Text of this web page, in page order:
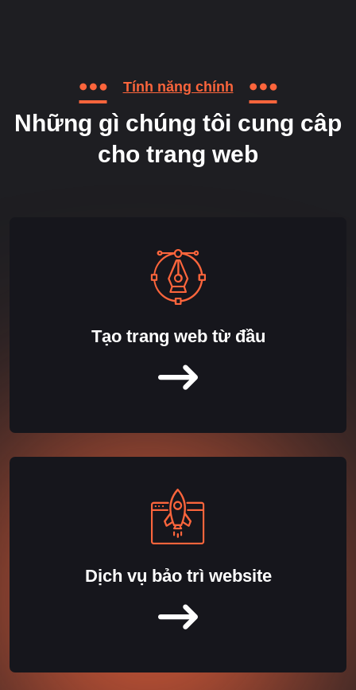
Tính năng chính
Những gì chúng tôi cung câp
cho trang web
Tạo trang web từ đầu
Dịch vụ bảo trì website